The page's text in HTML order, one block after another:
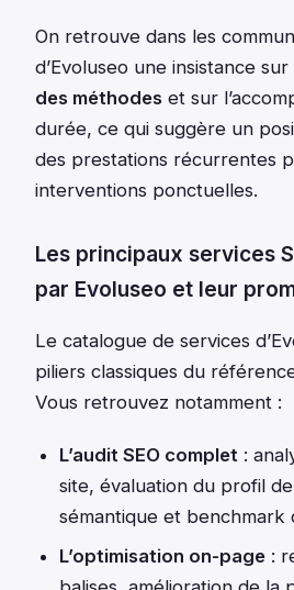
On retrouve dans les
d’Evoluseo une insistance sur
des méthodes et sur
durée, ce qui suggère un
des prestations récurrentes
interventions ponctuelles.
Les principaux services
par Evoluseo et leur
Le catalogue de services
piliers classiques du
Vous retrouvez notamment :
L’audit SEO complet :
site, évaluation du profil
sémantique et benchmark
L’optimisation on-page :